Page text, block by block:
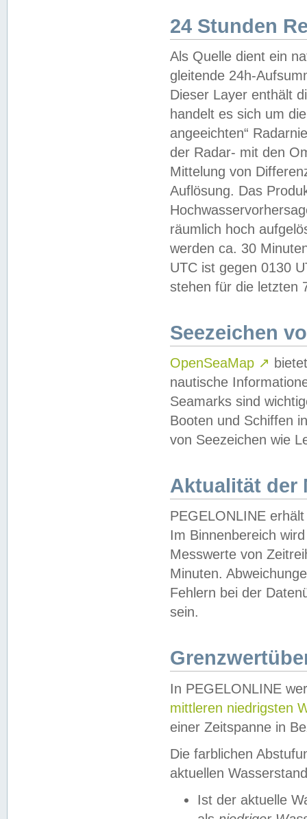
24 Stunden
Als Quelle dient ein
gleitende 24h-
Dieser Layer enthält
handelt es sich um
angeeichten“
der Radar- mit den
Mittelung von
Auflösung. Das
räumlich hoch
werden ca. 30
UTC ist gegen 0130
stehen für die letzten
Seezeichen
OpenSeaMap ↗
nautische
Seamarks sind
Booten und Schiffen
von Seezeichen wie
Aktualität der
PEGELONLINE
Im Binnenbereich
Messwerte von
Minuten.
Fehlern bei der
sein.
In PEGELONLINE
mittleren niedrigsten
einer Zeitspanne in
Die farblichen
aktuellen
Ist der aktuelle